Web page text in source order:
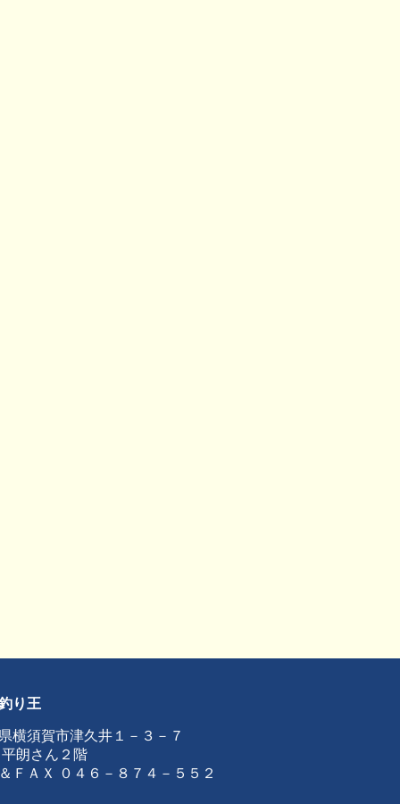
り王
横須賀市津久井１－３－７
朗さん２階
ＦＡＸ ０４６－８７４－５５２